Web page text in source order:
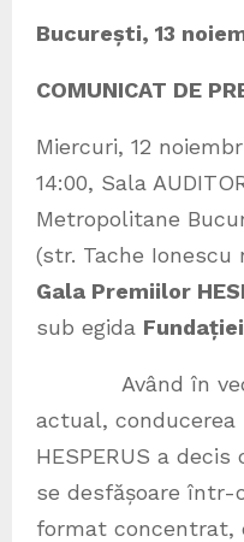
București, 13
COMUNICAT DE
Miercuri, 12
14:00, Sala
Metropolitane
(str. Tache Ionescu
Gala Premiilor
sub egida
Având în
actual,
HESPERUS a
se desfășoare
format concentrat,